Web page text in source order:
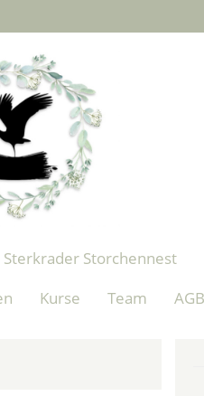
Storchennest
Kurse Team AGB